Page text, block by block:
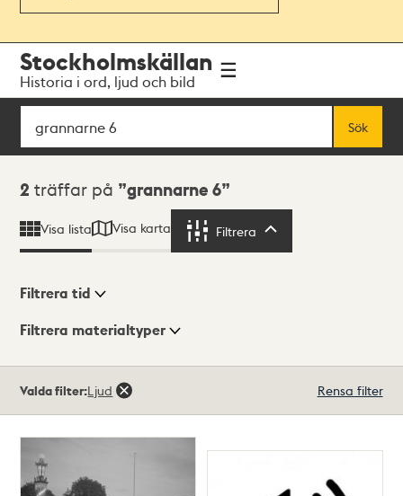
navigationen
huvudinnehållet
Stockholmskällan
Historia i ord, ljud och bild
Sök
Sök
Sökresultat
2 träffar på grannarne 6
Visa lista Visa karta Filtrera
Visningsläge
Filtrera tid
Filtrera materialtyper
träffar
Valda filter:Ljud Rensa filter